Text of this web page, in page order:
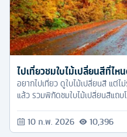
ไปเที่ยวชมใบไม้เปลี่ยนสีที่ไห
อยากไปเที่ยว ดูใบไม้เปลี่ยนสี แต่
แล้ว รวมพิกัดชมใบไม้เปลี่ยนสีแถ
10 ก.พ. 2026 10,396